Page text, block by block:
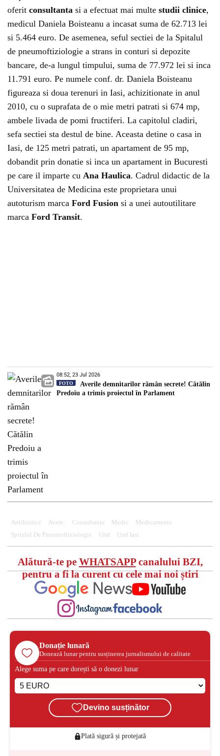
oferit consultanta si a efectuat mai multe studii clinice,
medicul Daniela Boisteanu a incasat suma de 62.713 lei
si 5.464 euro. De asemenea, seful sectiei de la Spitalul
de pneumoftiziologie a strans in conturi si depozite
bancare, de-a lungul timpului, suma de 77.972 lei si inca
11.791 euro. Pe numele conf. dr. Daniela Boisteanu
figureaza si doua terenuri in Iasi, achizitionate in anul
2010, cu o suprafata de o mie metri patrati si 674 mp,
ambele livada de pomi fructiferi. La capitolul cladiri,
sefa sectiei sta destul de bine. Aceasta detine o casa in
Iasi, de 125 metri patrati, un apartament de 95 mp,
dobandit prin donatie si inca un apartament in Bucuresti
pe care il imparte cu Ana Haulica. Cadrul didactic de la
Universitatea de Medicina este proprietara unui
autoturism marca Ford Fusion si a unei autoutilitare
marca Ford Transit.
08:52, 23 Jul 2026
FOTO
Averile demnitarilor rămân secrete! Cătălin
Predoiu a trimis proiectul în Parlament
Antibiotice Avere: Consultanta Medic
Medicamente
Spitalul De Pneumoftiziologie
Umf Umf Iasi
Alătură-te pe WHATSAPPcanalului BZI,
pentru a fi la curent cu cele mai noi știri
Donație lunară
Donează lunar pentru susținerea jurnalismului de calitate
Alege suma pe care dorești să o donezi lunar
Devino susținător
Plată sigură și protejată